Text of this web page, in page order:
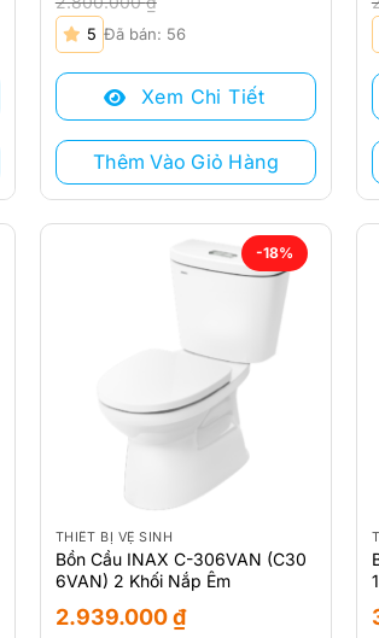
Giá
gốc
là:
2.800.000 ₫.
Giá
hiện
tại
2.144.000 ₫.
5 Đã bán: 56
Xem Chi Tiết
Thêm Vào Giỏ Hàng
-18%
THIẾT BỊ VỆ SINH
Bồn Cầu INAX C-306VAN (C30
6VAN) 2 Khối Nắp Êm
2.939.000₫